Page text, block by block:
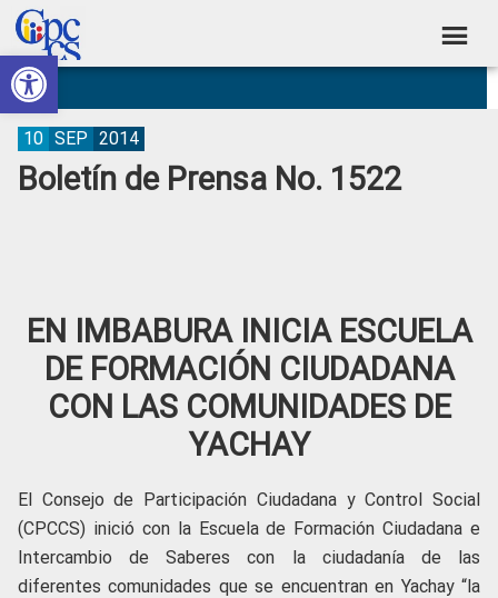
Abrir barra de herramientas
Skip
to
primary
navigation
Skip
to
main
content
Skip
to
primary
sidebar
Skip
to
footer
Consejo
de
Participación
Ciudadana
Construyendo
Poder
Ciudadano
Boletín de Prensa No. 1522
10 SEP 2014
EN IMBABURA INICIA ESCUELA
DE FORMACIÓN CIUDADANA
CON LAS COMUNIDADES DE
YACHAY
El Consejo de Participación Ciudadana y Control Social
(CPCCS) inició con la Escuela de Formación Ciudadana e
Intercambio de Saberes con la ciudadanía de las
diferentes comunidades que se encuentran en Yachay “la